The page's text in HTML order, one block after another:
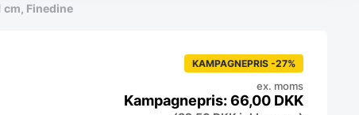
cm, Finedine
KAMPAGNEPRIS -27%
66,00 DKK
ex. moms